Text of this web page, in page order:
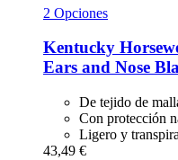
2 Opciones
Kentucky
Ears and Nose
De tejido de
Con protección
Ligero y
43,49 €